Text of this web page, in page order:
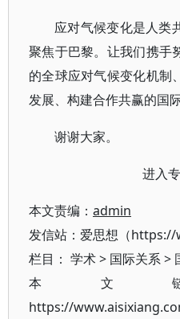
应对气候变化是人类
聚焦于巴黎。让我们携手
的全球应对气候变化机制
发展、构建合作共赢的国
谢谢大家。
进入
本文责编： admin
发信站：爱思想（https://
栏目： 学术> 国际关系>
本文
https://